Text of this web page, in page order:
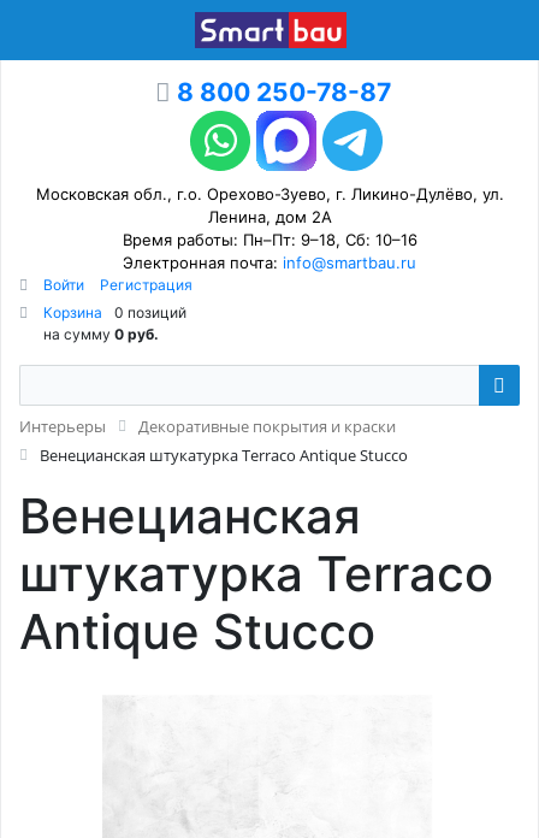
8 800 250-78-87
Московская обл., г.о. Орехово-Зуево, г. Ликино-Дулёво, ул.
Ленина, дом 2А
Время работы: Пн–Пт: 9–18, Сб: 10–16
Электронная почта: info@smartbau.ru
Войти
Регистрация
Корзина
0 позиций
на сумму 0 руб.
Интерьеры
Декоративные покрытия и краски
Венецианская штукатурка Terraco Antique Stucco
Венецианская
штукатурка Terraco
Antique Stucco